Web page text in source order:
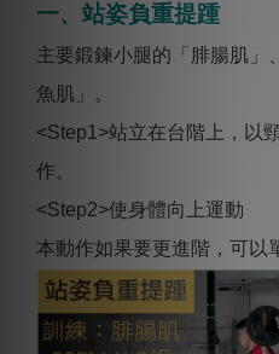
一、站姿負重提踵
主要鍛鍊小腿的「腓腸肌」
魚肌」。
<Step1>站立在台階上，以
作。
<Step2>使身體向上運動
本動作如果要更進階，可以